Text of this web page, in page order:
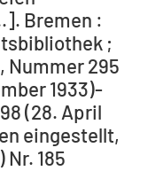
Bremen :
;
Nummer 295
1933)-
(28. April
eingestellt,
Nr. 185